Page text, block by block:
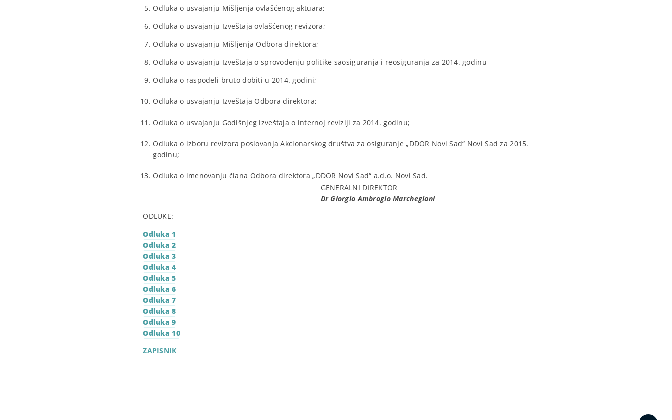
Odluka o usvajanju Mišljenja ovlašćenog aktuara;
Odluka o usvajanju Izveštaja ovlašćenog revizora;
Odluka o usvajanju Mišljenja Odbora direktora;
Odluka o usvajanju Izveštaja o sprovođenju politike saosiguranja i reosiguranja za 2014. godinu
Odluka o raspodeli bruto dobiti u 2014. godini;
Odluka o usvajanju Izveštaja Odbora direktora;
Odluka o usvajanju Godišnjeg izveštaja o internoj reviziji za 2014. godinu;
Odluka o izboru revizora poslovanja Akcionarskog društva za osiguranje „DDOR Novi Sad“ Novi Sad za 2015.
godinu;
Odluka o imenovanju člana Odbora direktora „DDOR Novi Sad“ a.d.o. Novi Sad.
GENERALNI DIREKTOR
Dr Giorgio Ambrogio Marchegiani
ODLUKE:
Odluka 1
Odluka 2
Odluka 3
Odluka 4
Odluka 5
Odluka 6
Odluka 7
Odluka 8
Odluka 9
Odluka 10
ZAPISNIK